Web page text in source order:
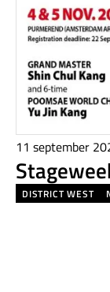
11 september
DISTRICT WEST